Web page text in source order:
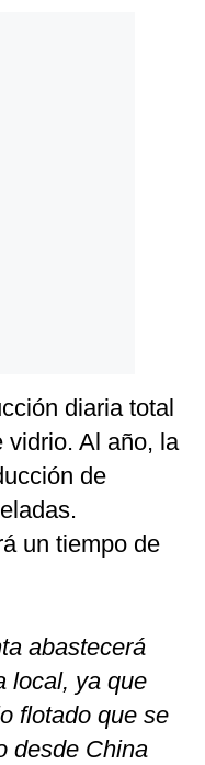
diaria total
vidrio. Al año, la
de
un tiempo de
abastecerá
local, ya que
flotado que se
desde China